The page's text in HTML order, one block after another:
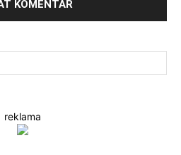
reklama